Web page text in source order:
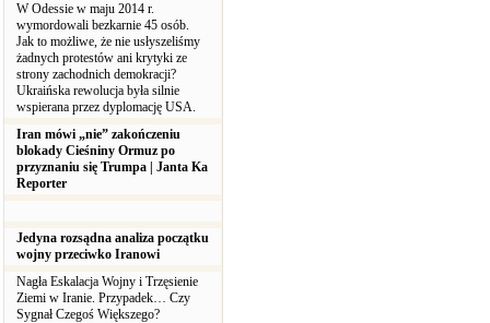
W Odessie w maju 2014 r.
wymordowali bezkarnie 45 osób.
Jak to możliwe, że nie usłyszeliśmy
żadnych protestów ani krytyki ze
strony zachodnich demokracji?
Ukraińska rewolucja była silnie
wspierana przez dyplomację USA.
Iran mówi „nie” zakończeniu
blokady Cieśniny Ormuz po
przyznaniu się Trumpa | Janta Ka
Reporter
Jedyna rozsądna analiza początku
wojny przeciwko Iranowi
Nagła Eskalacja Wojny i Trzęsienie
Ziemi w Iranie. Przypadek… Czy
Sygnał Czegoś Większego?